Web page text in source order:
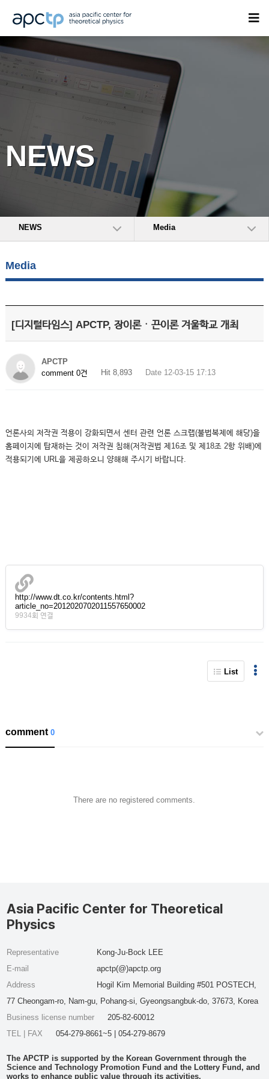
NEWS
NEWS Media
Media
[디지털타임스] APCTP, 장이론ㆍ끈이론 겨울학교 개최
APCTP
comment 0건
Hit 8,893 Date 12-03-15 17:13
언론사의 저작권 적용이 강화되면서 센터 관련 언론 스크랩(불법복제에 해당)을
홈페이지에 탑재하는 것이 저작권 침해(저작권법 제16조 및 제18조 2항 위배)에
적용되기에 URL을 제공하오니 양해해 주시기 바랍니다.
http://www.dt.co.kr/contents.html?
article_no=2012020702011557650002
9934회 연결
List
comment0
There are no registered comments.
Asia Pacific Center for Theoretical
Physics
Representative
Kong-Ju-Bock LEE
E-mail
apctp(@)apctp.org
Address
Hogil Kim Memorial Building #501 POSTECH,
77 Cheongam-ro, Nam-gu, Pohang-si, Gyeongsangbuk-do, 37673, Korea
Business license number
205-82-60012
TEL | FAX
054-279-8661~5 | 054-279-8679
The APCTP is supported by the Korean Government through the
Science and Technology Promotion Fund and the Lottery Fund, and
works to enhance public value through its activities.